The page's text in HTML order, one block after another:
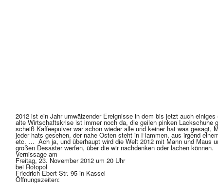
2012 ist ein Jahr umwälzender Ereignisse in dem bis jetzt auch
alte Wirtschaftskrise ist immer noch da, die geilen pinken
scheiß Kaffeepulver war schon wieder alle und keiner hat was
jeder hats gesehen, der nahe Osten steht in Flammen, aus irgend
etc. … Ach ja, und überhaupt wird die Welt 2012 mit Mann und Maus
großen Desaster werfen, über die wir nachdenken oder lachen können.
Vernissage am
Freitag, 23. November 2012 um 20 Uhr
bei Rotopol
Friedrich-Ebert-Str. 95 in Kassel
Öffnungszeiten: